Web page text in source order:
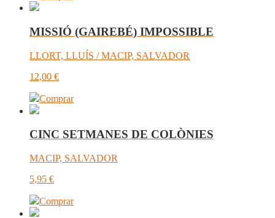
MISSIÓ (GAIREBÉ) IMPOSSIBLE
LLORT, LLUÍS / MACIP, SALVADOR
12,00 €
Comprar
CINC SETMANES DE COLÒNIES
MACIP, SALVADOR
5,95 €
Comprar